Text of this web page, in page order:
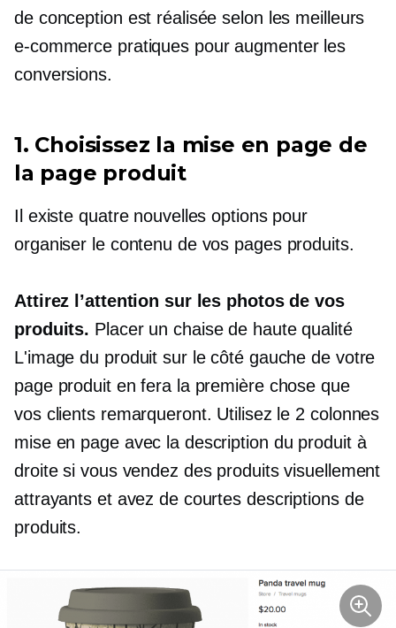
de conception est réalisée selon les meilleurs
e-commerce pratiques pour augmenter les
conversions.
1. Choisissez la mise en page de
la page produit
Il existe quatre nouvelles options pour
organiser le contenu de vos pages produits.
Attirez l’attention sur les photos de vos
produits. Placer unchaise de haute qualité
L'image du produit sur le côté gauche de votre
page produit en fera la première chose que
vos clients remarqueront. Utilisez le 2 colonnes
mise en page avec la description du produit à
droite si vous vendez des produits visuellement
attrayants et avez de courtes descriptions de
produits.